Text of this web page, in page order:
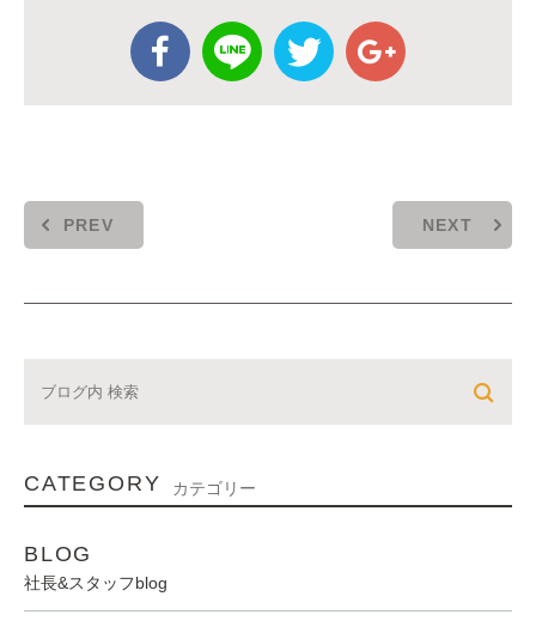
PREV NEXT
CATEGORY カテゴリー
BLOG
社長&スタッフblog